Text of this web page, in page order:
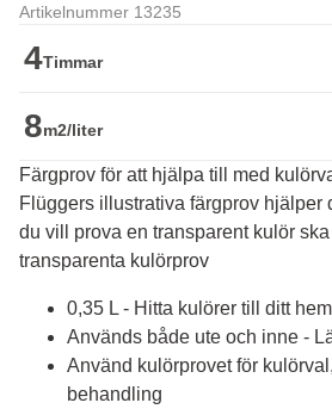
Artikelnummer 13235
4Timmar
8m2/liter
Färgprov för att hjälpa till med
Flüggers illustrativa färgprov hjälper
du vill prova en transparent kulör
transparenta kulörprov
0,35 L - Hitta kulörer till ditt hem
Används både ute och inne -
Använd kulörprovet för
behandling